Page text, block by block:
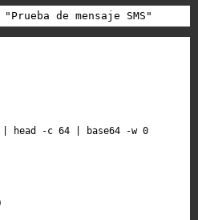
"Prueba de mensaje SMS"